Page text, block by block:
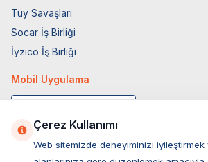
Tüy Savaşları
Socar İş Birliği
İyzico İş Birliği
Mobil Uygulama
Çerez Kullanımı
Web sitemizde deneyiminizi